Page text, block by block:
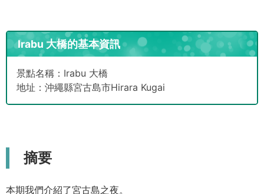
Irabu 大橋的基本資訊
景點名稱：Irabu 大橋
地址：沖繩縣宮古島市Hirara Kugai
摘要
本期我們介紹了宮古島之夜。